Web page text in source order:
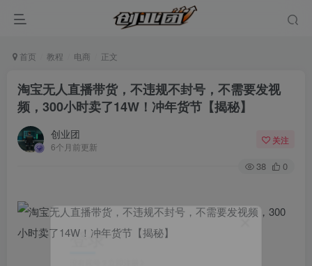
首页 教程 电商 正文
淘宝无人直播带货，不违规不封号，不需要发视
频，300小时卖了14W！冲年货节【揭秘】
创业团
6个月前更新
关注
38 0
登录